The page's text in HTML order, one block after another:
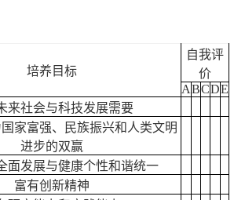
培养目标
自我评
价
ABCDE
来社会与科技发展需要
家富强、民族振兴和人类文明
进步的双赢
面发展与健康个性和谐统一
富有创新精神